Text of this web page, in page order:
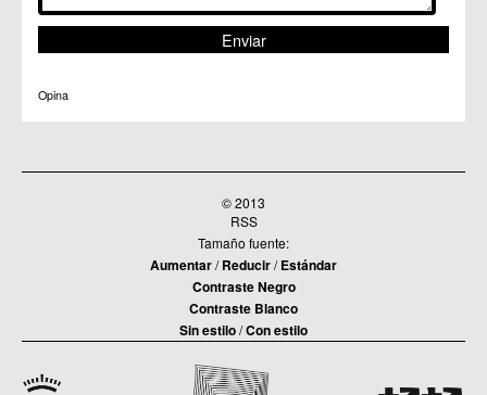
Opina
© 2013
RSS
Tamaño fuente:
Aumentar/Reducir/Estándar
Contraste Negro
Contraste Blanco
Sin estilo/Con estilo